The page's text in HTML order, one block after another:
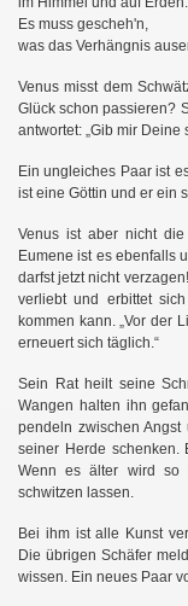
Es muss gescheh'n,
was das Verhängnis
Venus misst dem
Glück schon passieren?
antwortet: „Gib mir Deine
Ein ungleiches Paar ist
ist eine Göttin und er ein
Venus ist aber nicht
Eumene ist es ebenfalls
darfst jetzt nicht
verliebt und erbittet
kommen kann. „Vor der
erneuert sich täglich.“
Sein Rat heilt seine
Wangen halten ihn
pendeln zwischen
seiner Herde schenken.
Wenn es älter wird so
schwitzen lassen.
Bei ihm ist alle Kunst
Die übrigen Schäfer
wissen. Ein neues Paar